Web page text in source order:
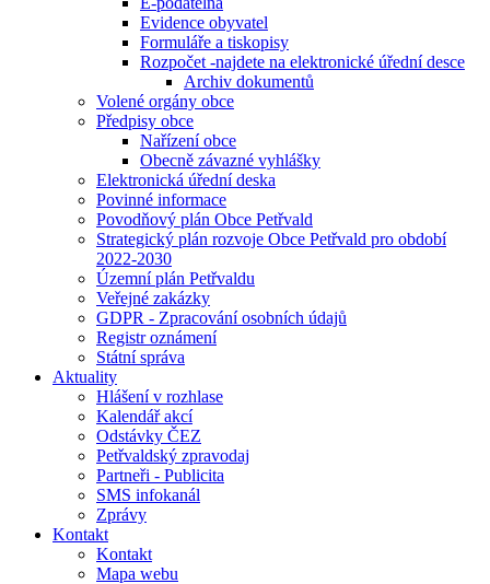
Evidence obyvatel
Formuláře a tiskopisy
Rozpočet -najdete na elektronické úřední desce
Archiv dokumentů
Volené orgány obce
Předpisy obce
Nařízení obce
Obecně závazné vyhlášky
Elektronická úřední deska
Povinné informace
Povodňový plán Obce Petřvald
Strategický plán rozvoje Obce Petřvald pro období
2022-2030
Územní plán Petřvaldu
Veřejné zakázky
GDPR - Zpracování osobních údajů
Registr oznámení
Státní správa
Aktuality
Hlášení v rozhlase
Kalendář akcí
Odstávky ČEZ
Petřvaldský zpravodaj
Partneři - Publicita
SMS infokanál
Zprávy
Kontakt
Kontakt
Mapa webu